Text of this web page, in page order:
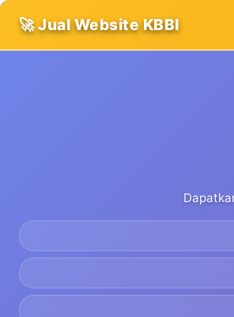
🚀 Jual Website KBBI